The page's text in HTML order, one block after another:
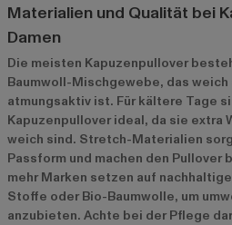
Materialien und Qualität bei
Damen
Die meisten Kapuzenpullover
Baumwoll-Mischgewebe, das
atmungsaktiv ist. Für kältere Tage
Kapuzenpullover ideal, da sie extra
weich sind. Stretch-Materialien
Passform und machen den Pullover
mehr Marken setzen auf
Stoffe oder Bio-Baumwolle, um
anzubieten. Achte bei der Pflege